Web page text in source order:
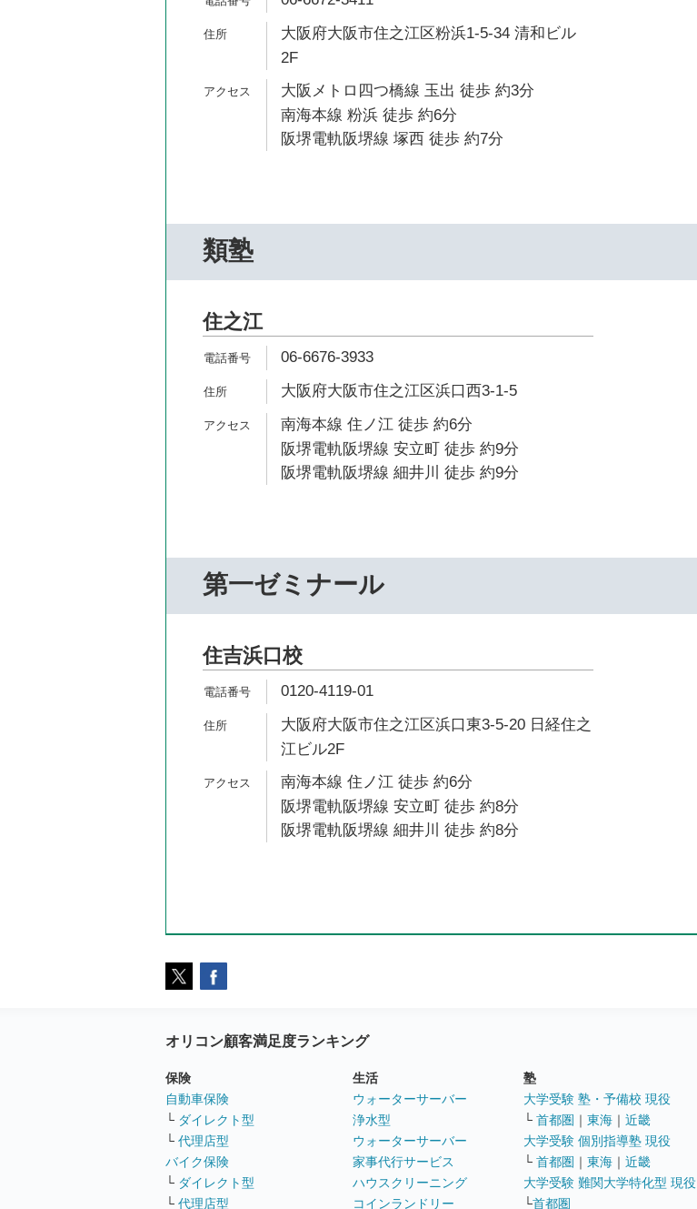
大阪府大阪市住之江区粉浜1-5-34 清和ビル
2F
大阪メトロ四つ橋線 玉出 徒歩 約3分
南海本線 粉浜 徒歩 約6分
阪堺電軌阪堺線 塚西 徒歩 約7分
類塾
住之江
06-6676-3933
大阪府大阪市住之江区浜口西3-1-5
南海本線 住ノ江 徒歩 約6分
阪堺電軌阪堺線 安立町 徒歩 約9分
阪堺電軌阪堺線 細井川 徒歩 約9分
第一ゼミナール
住吉浜口校
0120-4119-01
大阪府大阪市住之江区浜口東3-5-20 日経住之
江ビル2F
南海本線 住ノ江 徒歩 約6分
阪堺電軌阪堺線 安立町 徒歩 約8分
阪堺電軌阪堺線 細井川 徒歩 約8分
オリコン顧客満足度ランキング
保険
自動車保険
└ ダイレクト型
└ 代理店型
バイク保険
└ ダイレクト型
└ 代理店型
生活
ウォーターサーバー
浄水型
ウォーターサーバー
家事代行サービス
ハウスクリーニング
コインランドリー
塾
大学受験 塾・予備校 現役
└ 首都圏 ｜ 東海 ｜ 近畿
大学受験 個別指導塾 現役
└ 首都圏 ｜ 東海 ｜ 近畿
大学受験 難関大学特化型 現役
└首都圏